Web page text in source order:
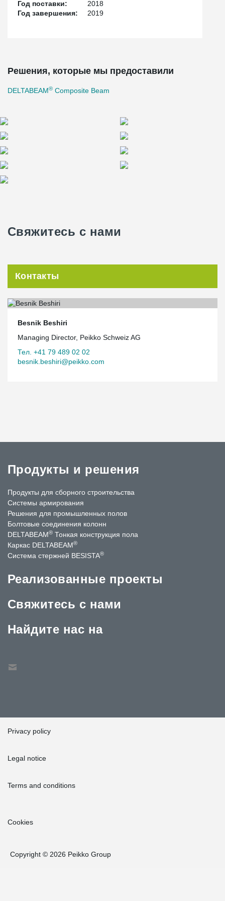
Год поставки:
2018
Год завершения:
2019
Решения, которые мы предоставили
DELTABEAM® Composite Beam
Свяжитесь с нами
Контакты
Besnik Beshiri
Managing Director, Peikko Schweiz AG
Тел. +41 79 489 02 02
besnik.beshiri@peikko.com
Продукты и решения
Продукты для сборного строительства
Системы армирования
Решения для промышленных полов
Болтовые соединения колонн
DELTABEAM® Тонкая конструкция пола
Каркас DELTABEAM®
Система стержней BESISTA®
Реализованные проекты
Свяжитесь с нами
Найдите нас на
Privacy policy
Legal notice
Terms and conditions
Cookies
Copyright © 2026 Peikko Group